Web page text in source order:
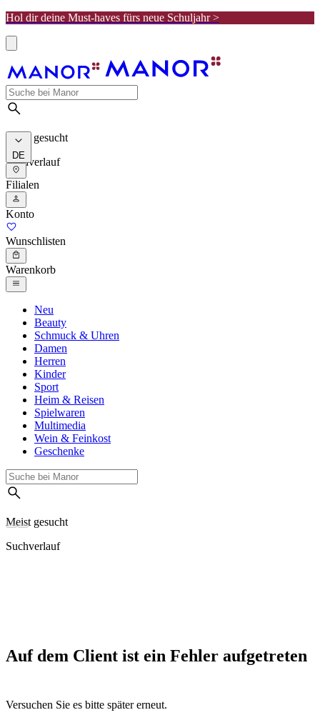
Hol dir deine Must-haves fürs neue Schuljahr >
Meist gesucht
Suchverlauf
DE
Filialen
Konto
Wunschlisten
Warenkorb
Neu
Beauty
Schmuck & Uhren
Damen
Herren
Kinder
Sport
Heim & Reisen
Spielwaren
Multimedia
Wein & Feinkost
Geschenke
Meist gesucht
Suchverlauf
Auf dem Client ist ein Fehler aufgetreten
Versuchen Sie es bitte später erneut.